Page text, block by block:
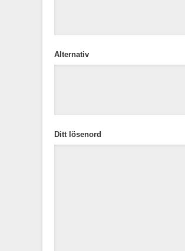
Alternativ
Ditt lösenord